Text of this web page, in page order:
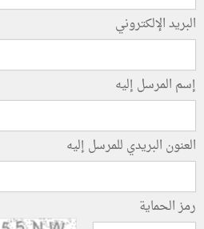
البريد الإلكتروني
إسم المرسل إليه
العنون البريدي للمرسل إليه
رمز الحماية